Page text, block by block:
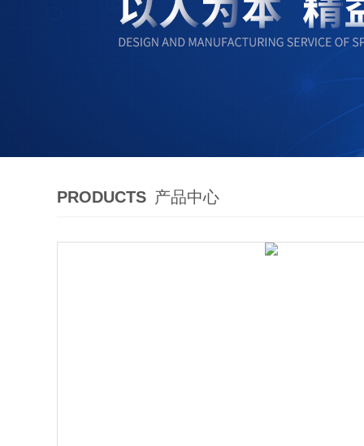
PRODUCTS 产品中心